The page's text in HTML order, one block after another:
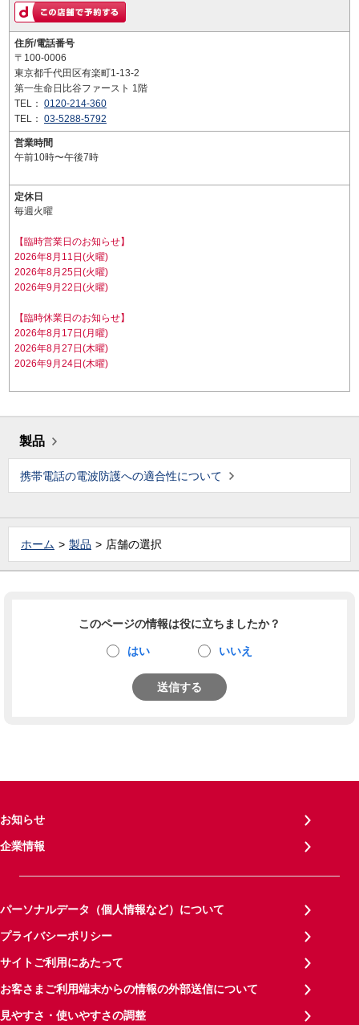
住所/電話番号
〒100-0006
東京都千代田区有楽町1-13-2
第一生命日比谷ファースト 1階
TEL： 0120-214-360
TEL： 03-5288-5792
営業時間
午前10時〜午後7時
定休日
毎週火曜
【臨時営業日のお知らせ】
2026年8月11日(火曜)
2026年8月25日(火曜)
2026年9月22日(火曜)
【臨時休業日のお知らせ】
2026年8月17日(月曜)
2026年8月27日(木曜)
2026年9月24日(木曜)
製品
携帯電話の電波防護への適合性について
ホーム 製品 店舗の選択
このページの情報は役に立ちましたか？
はい いいえ
送信する
お知らせ
企業情報
パーソナルデータ（個人情報など）について
プライバシーポリシー
サイトご利用にあたって
お客さまご利用端末からの情報の外部送信について
見やすさ・使いやすさの調整